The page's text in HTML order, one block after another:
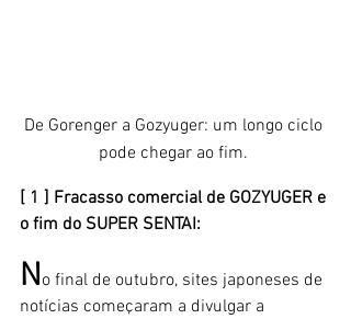
De Gorenger a Gozyuger: um longo ciclo
pode chegar ao fim.
[ 1 ] Fracasso comercial de GOZYUGER e
o fim do SUPER SENTAI:
No final de outubro, sites japoneses de
notícias começaram a divulgar a